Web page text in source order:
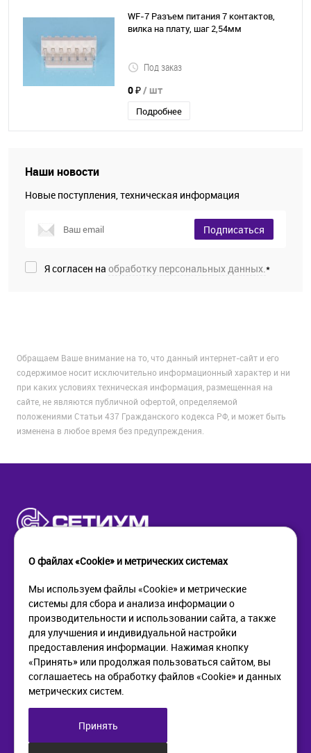
WF-7 Разъем питания 7 контактов,
вилка на плату, шаг 2,54мм
Под заказ
0 ₽/ шт
Подробнее
Наши новости
Новые поступления, техническая информация
Подписаться
Я согласен на обработку персональных данных.*
Обращаем Ваше внимание на то, что данный интернет-сайт и его
содержимое носит исключительно информационный характер и ни
при каких условиях техническая информация, размещенная на
сайте, не являются публичной офертой, определяемой
положениями Статьи 437 Гражданского кодекса РФ, и может быть
изменена в любое время без предупреждения.
КОМПАНИЯ
О компании
Новости
Контакты
ПОМОЩЬ
Как купить
Доставка
Возврат
ИНФОРМАЦИЯ
Политика в отношении
обработки персональных
web@setium.ru
Малый пр. П.С., д 84-86
О файлах «Cookie» и метрических системах
Мы используем файлы «Cookie» и метрические
системы для сбора и анализа информации о
производительности и использовании сайта, а также
для улучшения и индивидуальной настройки
предоставления информации. Нажимая кнопку
«Принять» или продолжая пользоваться сайтом, вы
соглашаетесь на обработку файлов «Cookie» и данных
метрических систем.
Принять